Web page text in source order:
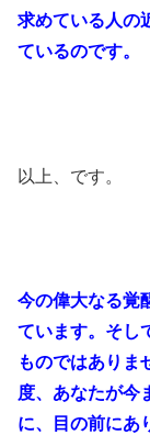
求めている人の
ているのです。
以上、です。
今の偉大なる覚
ています。そし
ものではありま
度、あなたが今
に、目の前にあ